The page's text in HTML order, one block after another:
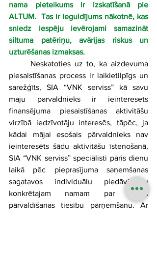
nama pieteikums ir izskatīšanā pie
ALTUM. Tas ir ieguldījums nākotnē, kas
sniedz iespēju ievērojami samazināt
siltuma patēriņu, avārijas riskus un
uzturēšanas izmaksas.
Neskatoties uz to, ka aizdevuma
piesaistīšanas process ir laikietilpīgs un
sarežģīts, SIA “VNK serviss” kā savu
māju pārvaldnieks ir ieinteresēts
finansējuma piesaistīšanas aktivitāšu
virzībā iedzīvotāju interesēs, tāpēc, ja
kādai mājai esošais pārvaldnieks nav
ieinteresēts šādu aktivitāšu īstenošanā,
SIA “VNK serviss” speciālisti pāris dienu
laikā pēc pieprasījuma saņemšanas
sagatavos individuālu piedāvājumu
konkrētajam namam par mājas
pārvaldīšanas tiesību pārņemšanu. Ar